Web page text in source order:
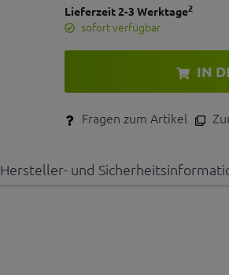
Lieferzeit 2-3 Werktage2
sofort verfügbar
IN
Fragen zum Artikel
Hersteller- und